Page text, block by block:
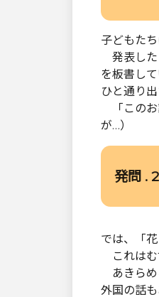
子どもたち
発表した
を板書して
ひと通り
「このお
が…）
発問 . 2
では、「
これはむ
あきらめ
外国の話も